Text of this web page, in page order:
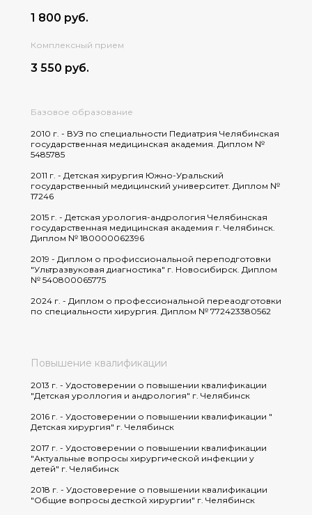
1 800 руб.
Комплексный прием
3 550 руб.
Базовое образование
2010 г. - ВУЗ по специальности Педиатрия Челябинская
государственная медицинская академия. Диплом №
5485785
2011 г. - Детская хирургия Южно-Уральский
государственный медицинский университет. Диплом №
17246
2015 г. - Детская урология-андрология Челябинская
государственная медицинская академия г. Челябинск.
Диплом № 180000062396
2019 - Диплом о профиссиональной переподготовки
"Ультразвуковая диагностика" г. Новосибирск. Диплом
№ 540800065775
2024 г. - Диплом о профессиональной переаодготовки
по специальности хирургия. Диплом № 772423380562
Повышение квалификации
2013 г. - Удостоверении о повышении квалификации
"Детская уроллогия и андрология" г. Челябинск
2016 г. - Удостоверении о повышении квалификации "
Детская хирургия" г. Челябинск
2017 г. - Удостоверении о повышении квалификации
"Актуальные вопросы хирургической инфекции у
детей" г. Челябинск
2018 г. - Удостоверение о повышении квалификации
"Общие вопросы десткой хирургии" г. Челябинск